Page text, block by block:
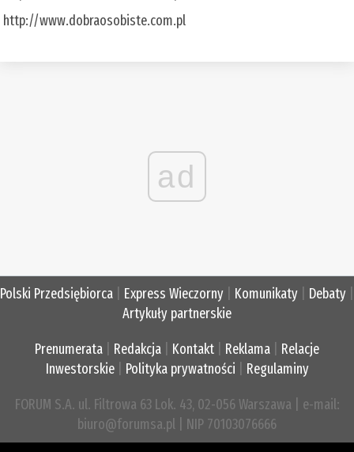
http://www.dobraosobiste.com.pl
ad
Polski Przedsiębiorca Express Wieczorny Komunikaty Debaty
Artykuły partnerskie
Prenumerata Redakcja Kontakt Reklama
Relacje
Inwestorskie| Polityka prywatności Regulaminy
FORUM S.A. ul. Filtrowa 63 Lok. 43, 02-056 Warszawa | e-mail:
biuro@forumsa.pl | NIP 70103076666